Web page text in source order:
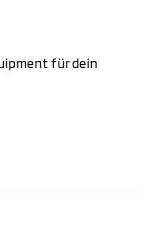
für dein
Mit
und